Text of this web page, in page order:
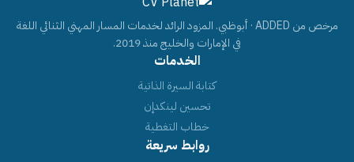
مرخص من ADDED · أبوظبي. المزود الرائد لخدمات المسار المهني الثنائي اللغة
في الإمارات والخليج منذ 2019.
الخدمات
كتابة السيرة الذاتية
تحسين لينكدإن
خطاب التغطية
روابط سريعة